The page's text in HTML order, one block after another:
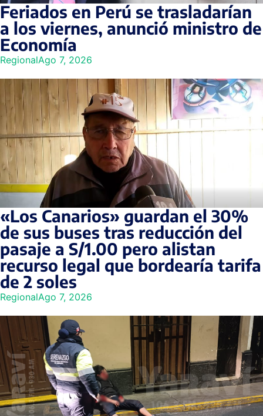
Feriados en Perú se trasladarían
a los viernes, anunció ministro de
Economía
RegionalAgo 7, 2026
«Los Canarios» guardan el 30%
de sus buses tras reducción del
pasaje a S/1.00 pero alistan
recurso legal que bordearía tarifa
de 2 soles
RegionalAgo 7, 2026